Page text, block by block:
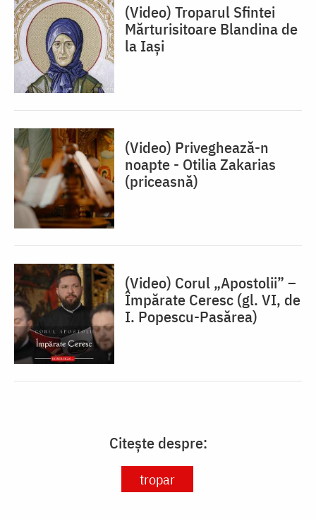
(Video) Troparul Sfintei
Mărturisitoare Blandina de
la Iași
(Video) Priveghează-n
noapte - Otilia Zakarias
(priceasnă)
(Video) Corul „Apostolii” –
⁠Împărate Ceresc (gl. VI, de
I. Popescu-Pasărea)
Citește despre:
tropar